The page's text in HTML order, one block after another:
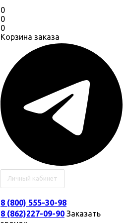
0
0
0
Корзина заказа
Личный кабинет
8 (800) 555-30-98
8 (862)227-09-90 Заказать